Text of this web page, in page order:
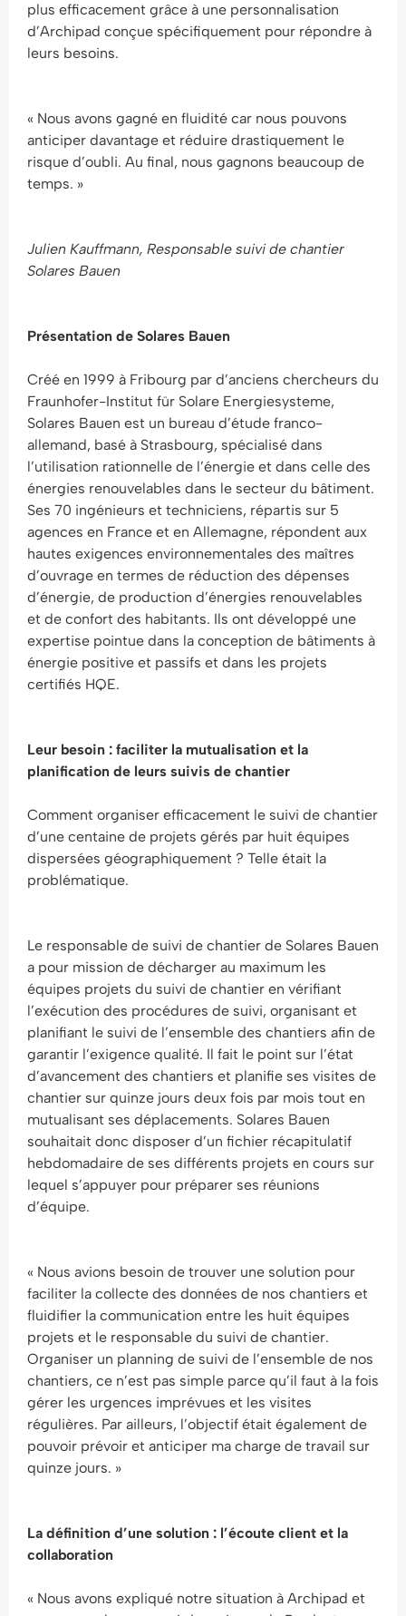
plus efficacement grâce à une personnalisation
d’Archipad conçue spécifiquement pour répondre à
leurs besoins.
« Nous avons gagné en fluidité car nous pouvons
anticiper davantage et réduire drastiquement le
risque d’oubli. Au final, nous gagnons beaucoup de
temps. »
Julien Kauffmann, Responsable suivi de chantier
Solares Bauen
Présentation de Solares Bauen
Créé en 1999 à Fribourg par d’anciens chercheurs du
Fraunhofer-Institut für Solare Energiesysteme,
Solares Bauen est un bureau d’étude franco-
allemand, basé à Strasbourg, spécialisé dans
l’utilisation rationnelle de l’énergie et dans celle des
énergies renouvelables dans le secteur du bâtiment.
Ses 70 ingénieurs et techniciens, répartis sur 5
agences en France et en Allemagne, répondent aux
hautes exigences environnementales des maîtres
d’ouvrage en termes de réduction des dépenses
d’énergie, de production d’énergies renouvelables
et de confort des habitants. Ils ont développé une
expertise pointue dans la conception de bâtiments à
énergie positive et passifs et dans les projets
certifiés HQE.
Leur besoin : faciliter la mutualisation et la
planification de leurs suivis de chantier
Comment organiser efficacement le suivi de chantier
d’une centaine de projets gérés par huit équipes
dispersées géographiquement ? Telle était la
problématique.
Le responsable de suivi de chantier de Solares Bauen
a pour mission de décharger au maximum les
équipes projets du suivi de chantier en vérifiant
l’exécution des procédures de suivi, organisant et
planifiant le suivi de l’ensemble des chantiers afin de
garantir l’exigence qualité. Il fait le point sur l’état
d’avancement des chantiers et planifie ses visites de
chantier sur quinze jours deux fois par mois tout en
mutualisant ses déplacements. Solares Bauen
souhaitait donc disposer d’un fichier récapitulatif
hebdomadaire de ses différents projets en cours sur
lequel s’appuyer pour préparer ses réunions
d’équipe.
« Nous avions besoin de trouver une solution pour
faciliter la collecte des données de nos chantiers et
fluidifier la communication entre les huit équipes
projets et le responsable du suivi de chantier.
Organiser un planning de suivi de l’ensemble de nos
chantiers, ce n’est pas simple parce qu’il faut à la fois
gérer les urgences imprévues et les visites
régulières. Par ailleurs, l’objectif était également de
pouvoir prévoir et anticiper ma charge de travail sur
quinze jours. »
La définition d’une solution : l’écoute client et la
collaboration
« Nous avons expliqué notre situation à Archipad et